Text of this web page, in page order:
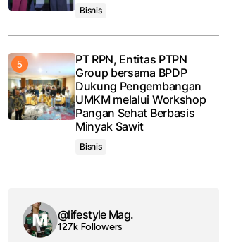
Bisnis
PT RPN, Entitas PTPN
Group bersama BPDP
Dukung Pengembangan
UMKM melalui Workshop
Pangan Sehat Berbasis
Minyak Sawit
Bisnis
@lifestyle Mag.
127k Followers